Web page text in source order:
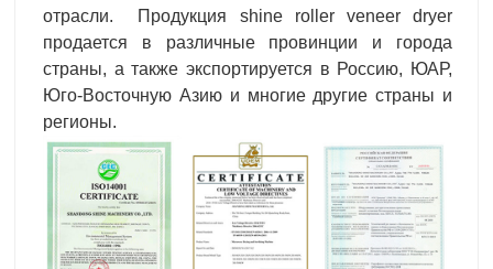
отрасли. Продукция shine roller veneer dryer
продается в различные провинции и города
страны, а также экспортируется в Россию, ЮАР,
Юго-Восточную Азию и многие другие страны и
регионы.